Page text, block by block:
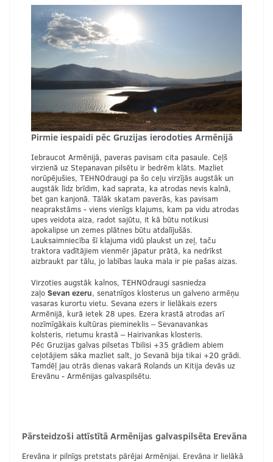
Pirmie iespaidi pēc Gruzijas ierodoties Armēnijā
Iebraucot Armēnijā, paveras pavisam cita pasaule. Ceļš
virzienā uz Stepanavan pilsētu ir bedrēm klāts. Mazliet
norūpējušies, TEHNOdraugi pa šo ceļu virzījās augstāk un
augstāk līdz brīdim, kad saprata, ka atrodas nevis kalnā,
bet gan kanjonā. Tālāk skatam paverās, kas pavisam
neaprakstāms - viens vienīgs klajums, kam pa vidu atrodas
upes veidota aiza, radot sajūtu, it kā būtu notikusi
apokalipse un zemes plātnes būtu atdalījušās.
Lauksaimniecība šī klajuma vidū plaukst un zeļ, taču
traktora vadītājiem vienmēr jāpatur prātā, ka nedrīkst
aizbraukt par tālu, jo labības lauka mala ir pie pašas aizas.
Virzoties augstāk kalnos, TEHNOdraugi sasniedza
zaļo Sevan ezeru, senatnīgos klosterus un galveno armēņu
vasaras kurortu vietu. Sevana ezers ir lielākais ezers
Armēnijā, kurā ietek 28 upes. Ezera krastā atrodas arī
nozīmīgākais kultūras piemineklis – Sevanavankas
kolsteris, rietumu krastā – Hairivankas klosteris.
Pēc Gruzijas galvas pilsetas Tbilisi +35 grādiem abiem
ceļotājiem sāka mazliet salt, jo Sevanā bija tikai +20 grādi.
Tamdēļ jau otrās dienas vakarā Rolands un Kitija devās uz
Erevānu - Armēnijas galvaspilsētu.
Pārsteidzoši attīstītā Armēnijas galvaspilsēta Erevāna
Erevāna ir pilnīgs pretstats pārējai Armēnijai. Erevāna ir lielākā